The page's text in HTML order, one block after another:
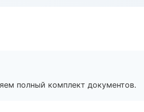
полный комплект документов.